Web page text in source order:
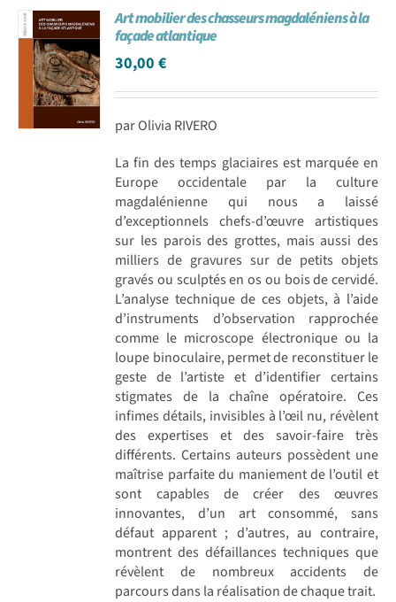
Achat en ligne
Panier WooCommerce
Art mobilier des chasseurs magdaléniens à la
façade atlantique
30,00€
par Olivia RIVERO
La fin des temps glaciaires est marquée en
Europe occidentale par la culture
magdalénienne qui nous a laissé
d’exceptionnels chefs-d’œuvre artistiques
sur les parois des grottes, mais aussi des
milliers de gravures sur de petits objets
gravés ou sculptés en os ou bois de cervidé.
L’analyse technique de ces objets, à l’aide
d’instruments d’observation rapprochée
comme le microscope électronique ou la
loupe binoculaire, permet de reconstituer le
geste de l’artiste et d’identifier certains
stigmates de la chaîne opératoire. Ces
infimes détails, invisibles à l’œil nu, révèlent
des expertises et des savoir-faire très
différents. Certains auteurs possèdent une
maîtrise parfaite du maniement de l’outil et
sont capables de créer des œuvres
innovantes, d’un art consommé, sans
défaut apparent ; d’autres, au contraire,
montrent des défaillances techniques que
révèlent de nombreux accidents de
parcours dans la réalisation de chaque trait.